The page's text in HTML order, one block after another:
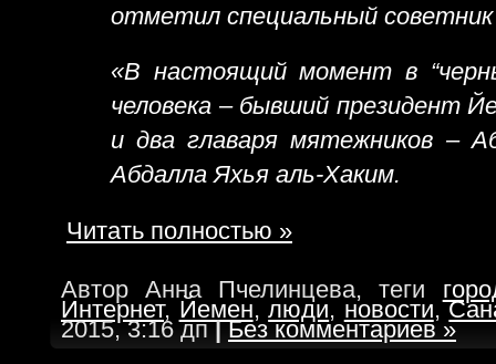
отметил специальный советник
«В настоящий момент в
человека – бывший президент
и два главаря мятежников –
Абдалла Яхья аль-Хаким.
Читать полностью »
Автор Анна Пчелинцева, теги
Интернет, Йемен,люди, новости,
2015, 3:16 дп| Без комментариев »